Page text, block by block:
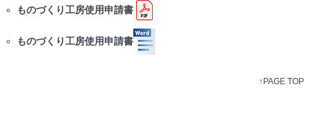
ものづくり工房使用申請書
ものづくり工房使用申請書
↑PAGE TOP